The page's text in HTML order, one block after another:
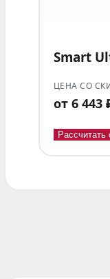
Smart
ЦЕНА СО
от 6 443
Рассчитать